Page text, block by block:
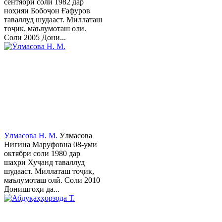
ноҳияи Бобоҷон Ғафуров
таваллуд шудааст. Миллаташ
тоҷик, маълумоташ олӣ.
Соли 2005 Дони...
Ӯлмасова Н. М. Ӯлмасова
Нигина Маруфовна 08-уми
октябри соли 1980 дар
шаҳри Хуҷанд таваллуд
шудааст. Миллаташ тоҷик,
маълумоташ олӣ. Соли 2010
Донишгоҳи да...